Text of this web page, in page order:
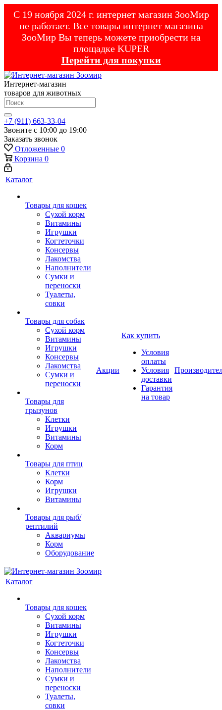
С 19 ноября 2024 г. интернет магазин ЗооМир
не работает. Все товары интернет магазина
ЗооМир Вы теперь можете приобрести на
площадке KUPER
Перейти для покупки
Интернет-магазин
товаров для животных
+7 (911) 663-33-04
Звоните с 10:00 до 19:00
Заказать звонок
Отложенные 0
Корзина 0
Каталог
Товары для кошек
Cухой корм
Витамины
Игрушки
Когтеточки
Консервы
Лакомства
Наполнители
Сумки и
переноски
Туалеты,
совки
Товары для собак
Cухой корм
Витамины
Игрушки
Консервы
Лакомства
Сумки и
переноски
Товары для
грызунов
Клетки
Игрушки
Витамины
Корм
Товары для птиц
Клетки
Корм
Игрушки
Витамины
Товары для рыб/
рептилий
Аквариумы
Корм
Оборудование
Акции
Как купить
Условия
оплаты
Условия
доставки
Гарантия
на товар
Каталог
Товары для кошек
Cухой корм
Витамины
Игрушки
Когтеточки
Консервы
Лакомства
Наполнители
Сумки и
переноски
Туалеты,
совки